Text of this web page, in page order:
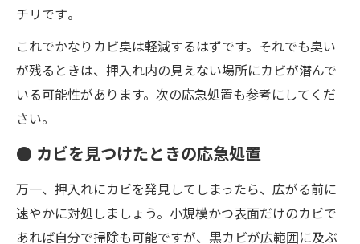
チリです​。
これでかなりカビ臭は軽減するはずです。それでも臭い
が残るときは、押入れ内の見えない場所にカビが潜んで
いる可能性があります。次の応急処置も参考にしてくだ
さい。
● カビを見つけたときの応急処置
万一、押入れにカビを発見してしまったら、広がる前に
速やかに対処しましょう。小規模かつ表面だけのカビで
あれば自分で掃除も可能ですが、黒カビが広範囲に及ぶ